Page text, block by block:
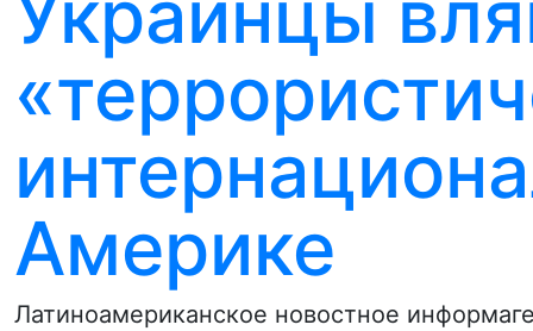
Америке
Латиноамериканское новостное